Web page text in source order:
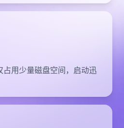
用少量磁盘空间，启动迅